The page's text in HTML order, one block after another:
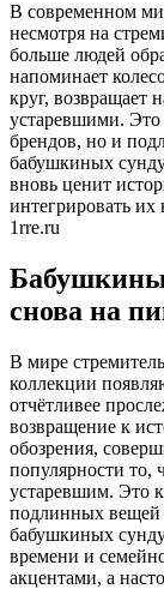
В современном
несмотря на
больше людей
напоминает
круг, возвращает
устаревшими. Это
брендов, но и
бабушкиных
вновь ценит
интегрировать
1rre.ru
снова на
В мире
коллекции
отчётливее
возвращение к
обозрения,
популярности то,
устаревшим. Это
подлинных вещей
бабушкиных
времени и
акцентами, а